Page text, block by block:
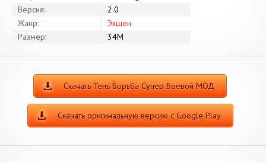
Версия:
2.0
Жанр:
Экшен
Размер:
34M
Скачать Тень Борьба Супер Боевой МОД
Скачать оригинальную версию с Google Play